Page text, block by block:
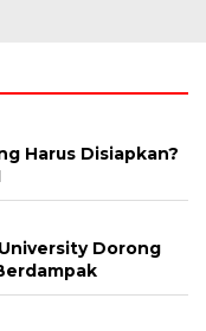
Harus Disiapkan?
Dorong